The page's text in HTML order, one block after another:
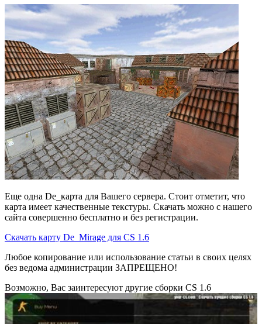
Еще одна De_карта для Вашего сервера. Стоит отметит, что
карта имеет качественные текстуры. Скачать можно с нашего
сайта совершенно бесплатно и без регистрации.
Скачать карту De_Mirage для CS 1.6
Любое копирование или использование статьи в своих целях
без ведома администрации ЗАПРЕЩЕНО!
Возможно, Вас заинтересуют другие сборки CS 1.6